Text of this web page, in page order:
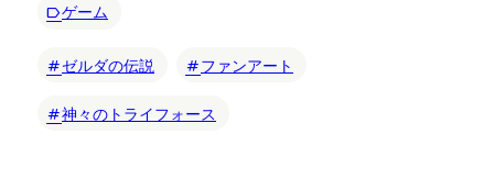
ゲーム
ゼルダの伝説 ファンアート
神々のトライフォース